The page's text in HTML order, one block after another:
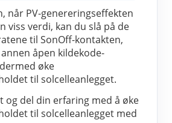
når PV-genereringseffekten
viss verdi, kan du slå på de
til SonOff-kontakten,
åpen kildekode-
øke
til solcelleanlegget.
og del din erfaring med å øke
til solcelleanlegget med